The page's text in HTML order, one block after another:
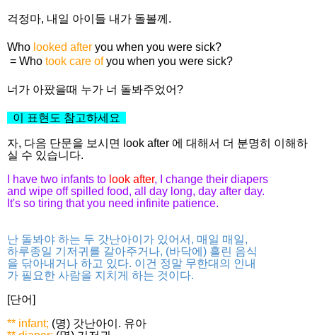
걱정마, 내일 아이들 내가 돌볼께.
Who looked after you when you were sick?
= Who took care ofyou when you were sick?
너가 아팠을때 누가 너 돌봐주었어?
이 표현도 참고하세요
자, 다음 단문을 보시면 look after 에 대해서 더 분명히 이해하
실 수 있습니다.
I have two infants to look after, I change their diapers
and wipe off spilled food, all day long, day after day.
It's so tiring that you need infinite patience.
난 돌봐야 하는 두 갓난아이가 있어서, 매일 매일,
하루종일 기저귀를 갈아주거나, (바닥에) 흘린 음식
을 닦아내거나 하고 있다. 이건 정말 무한대의 인내
가 필요한 사람을 지치게 하는 것이다.
[단어]
** infant; (명) 갓난아이. 유아